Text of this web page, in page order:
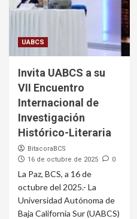
UABCS
Invita UABCS a su
VII Encuentro
Internacional de
Investigación
Histórico-Literaria
BitacoraBCS
16 de octubre de 2025
0
La Paz, BCS, a 16 de
octubre del 2025.- La
Universidad Autónoma de
Baja California Sur (UABCS)